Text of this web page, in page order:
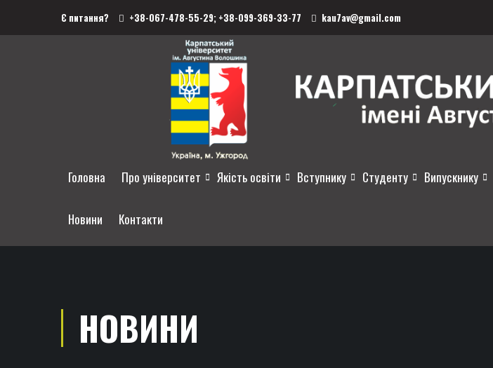
Є питання? +38-067-478-55-29; +38-099-369-33-77 kau7av@gmail.com
Головна Про університет Якість освіти Вступнику Студенту Випускнику
Новини Контакти
НОВИНИ